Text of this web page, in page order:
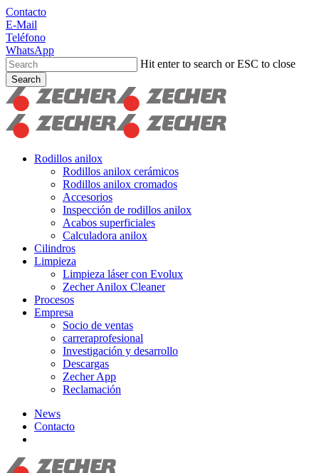
Skip
to
main
content
Contacto
E-Mail
Teléfono
WhatsApp
Hit enter to search or ESC to close
Search
Close
Search
search
Menu
Rodillos anilox
Rodillos anilox cerámicos
Rodillos anilox cromados
Accesorios
Inspección de rodillos anilox
Acabos superficiales
Calculadora anilox
Cilindros
Limpieza
Limpieza láser con Evolux
Zecher Anilox Cleaner
Procesos
Empresa
Socio de ventas
carreraprofesional
Investigación y desarrollo
Descargas
Zecher App
Reclamación
News
Contacto